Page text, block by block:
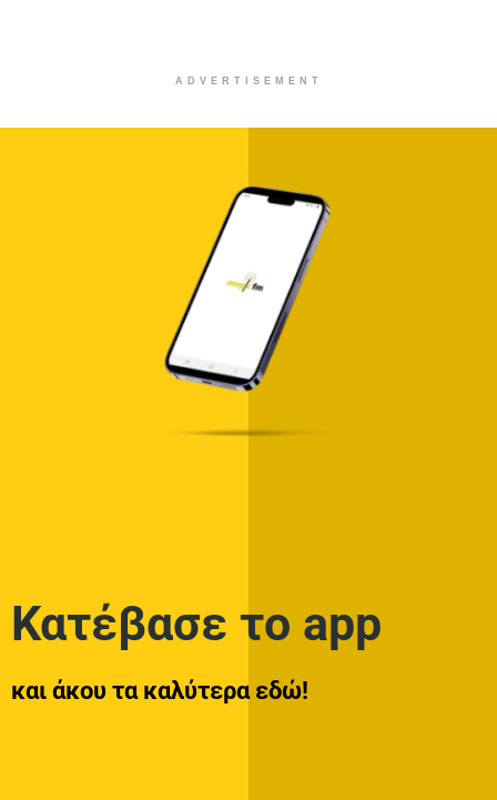
ADVERTISEMENT
Κατέβασε το app
και άκου τα καλύτερα εδώ!